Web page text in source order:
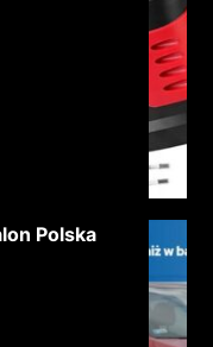
Polska